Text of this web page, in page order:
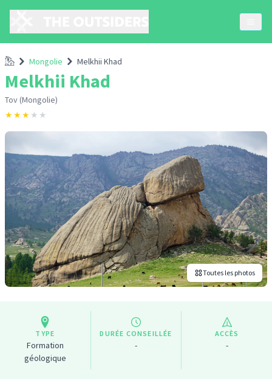
AccueilMongolie Melkhii Khad
Melkhii Khad
Tov (Mongolie)
★★★ ★ ★
Toutes les photos
TYPE
Formation
géologique
DURÉE CONSEILLÉE
-
ACCÈS
-